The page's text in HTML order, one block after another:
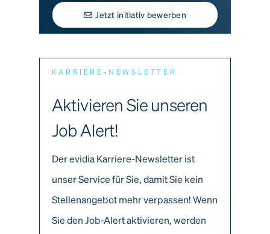
Jetzt initiativ bewerben
KARRIERE-NEWSLETTER
Aktivieren Sie unseren
Job Alert!
Der evidia Karriere-Newsletter ist
unser Service für Sie, damit Sie kein
Stellenangebot mehr verpassen! Wenn
Sie den Job-Alert aktivieren, werden